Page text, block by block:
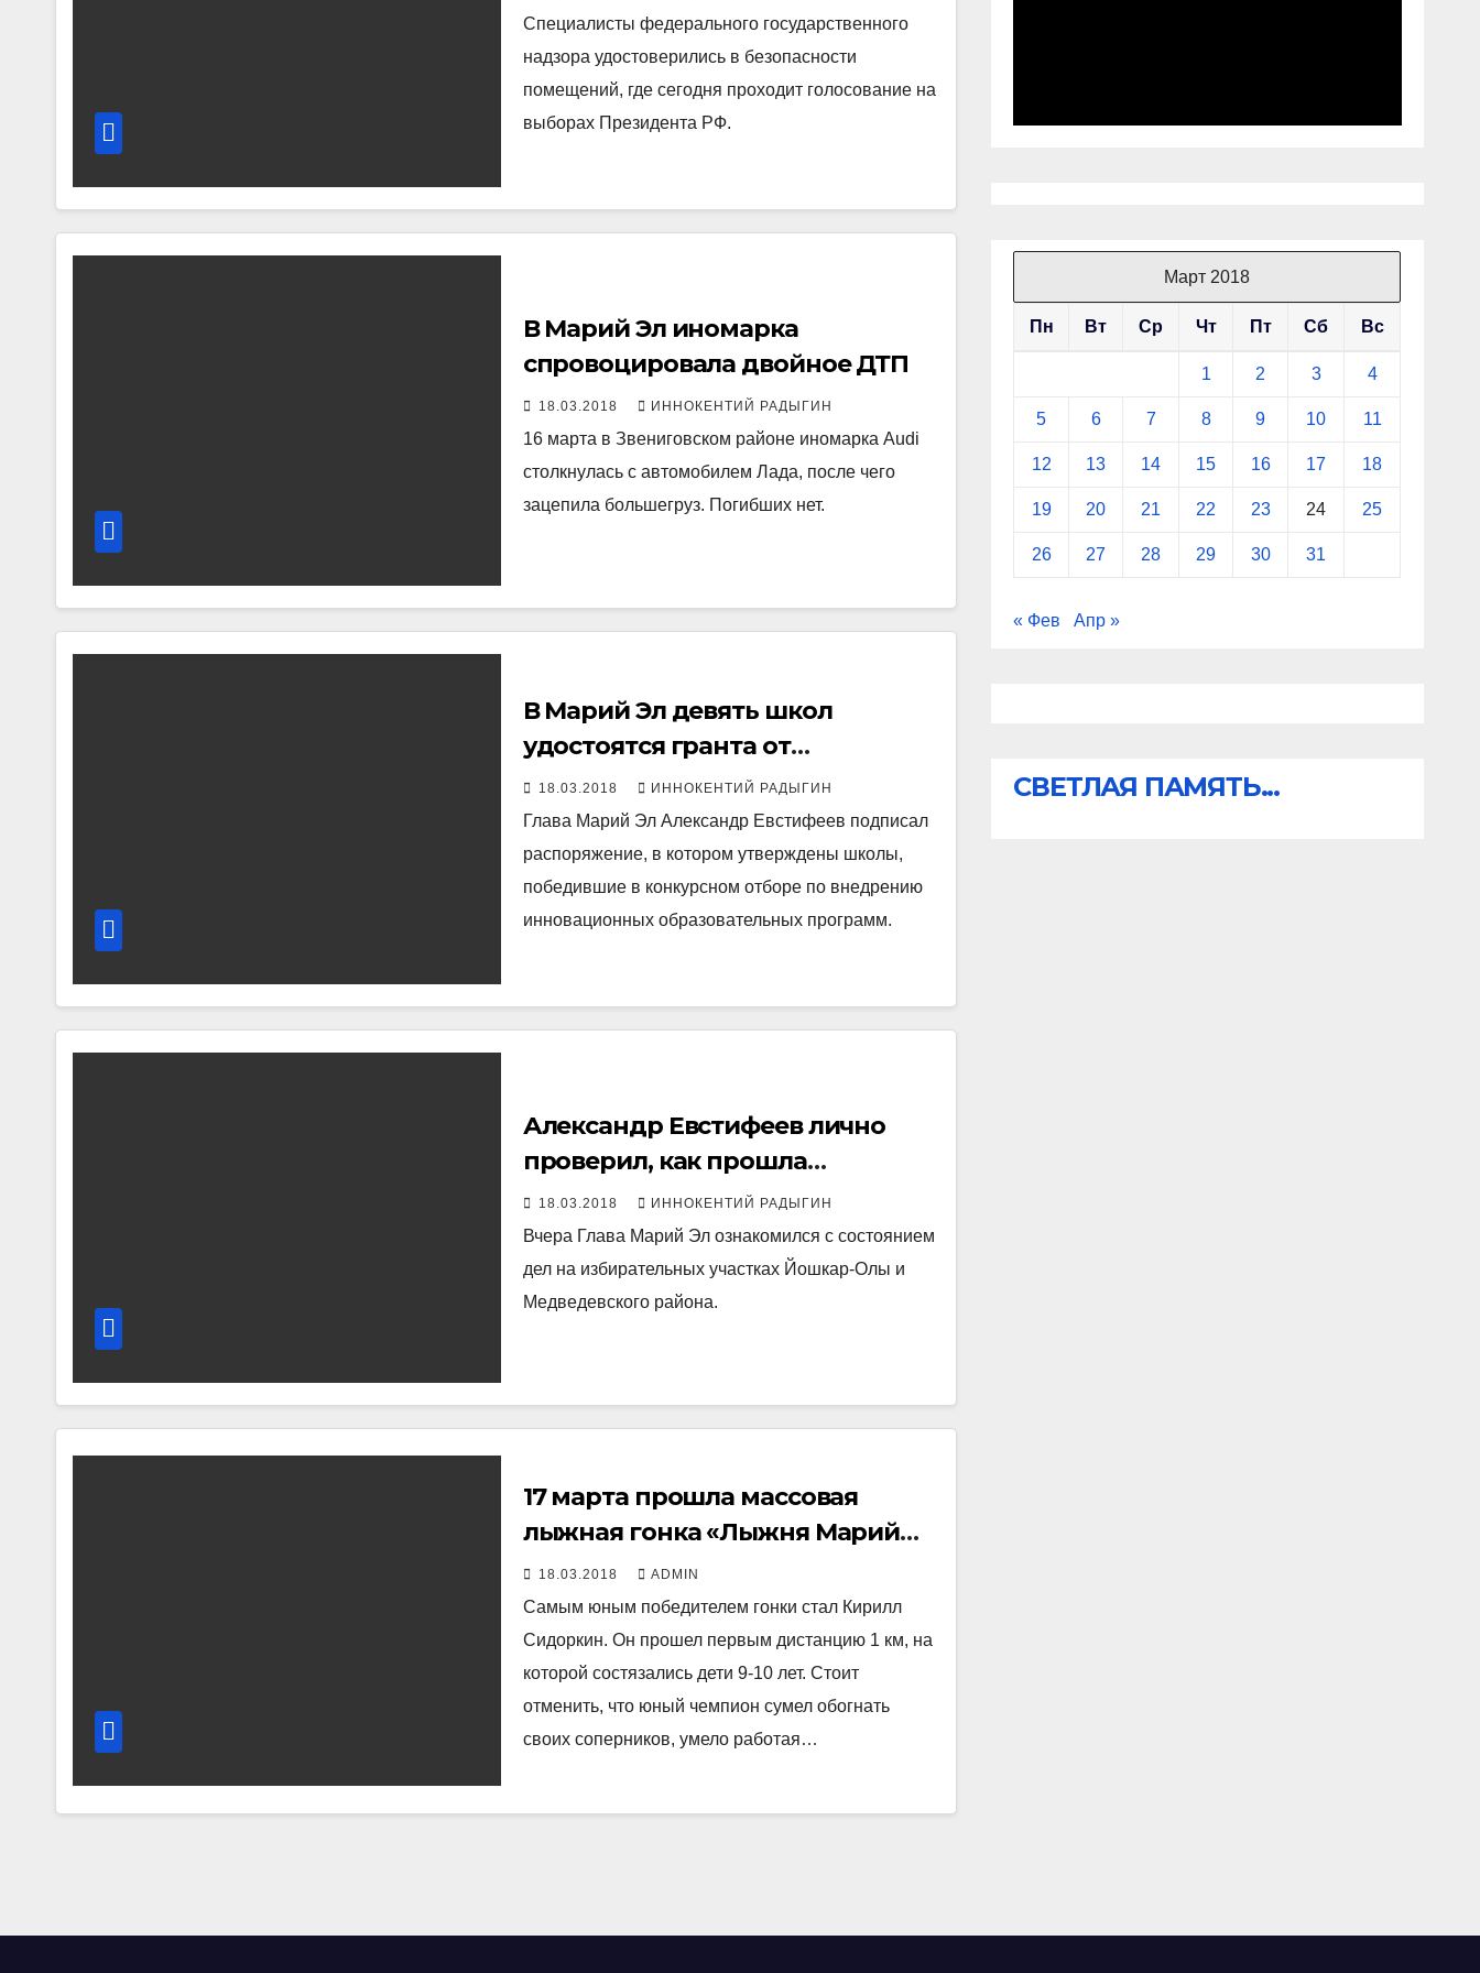
противопожарных нарушений
Специалисты федерального государственного
надзора удостоверились в безопасности
помещений, где сегодня проходит голосование на
выборах Президента РФ.
В Марий Эл иномарка
спровоцировала двойное ДТП
18.03.2018 ИННОКЕНТИЙ РАДЫГИН
16 марта в Звениговском районе иномарка Audi
столкнулась с автомобилем Лада, после чего
зацепила большегруз. Погибших нет.
В Марий Эл девять школ
удостоятся гранта от
Правительства республики
18.03.2018 ИННОКЕНТИЙ РАДЫГИН
Глава Марий Эл Александр Евстифеев подписал
распоряжение, в котором утверждены школы,
победившие в конкурсном отборе по внедрению
инновационных образовательных программ.
Александр Евстифеев лично
проверил, как прошла
подготовка на избирательных
участках
18.03.2018 ИННОКЕНТИЙ РАДЫГИН
Вчера Глава Марий Эл ознакомился с состоянием
дел на избирательных участках Йошкар-Олы и
Медведевского района.
17 марта прошла массовая
лыжная гонка «Лыжня Марий
Эл»
18.03.2018 ADMIN
Самым юным победителем гонки стал Кирилл
Сидоркин. Он прошел первым дистанцию 1 км, на
которой состязались дети 9-10 лет. Стоит
отменить, что юный чемпион сумел обогнать
своих соперников, умело работая…
Март 2018
Пн Вт Ср Чт Пт Сб Вс
1 2 3 4
5 6 7 8 9 10 11
12 13 14 15 16 17 18
19 20 21 22 23 24 25
26 27 28 29 30 31
« Фев Апр »
СВЕТЛАЯ ПАМЯТЬ...